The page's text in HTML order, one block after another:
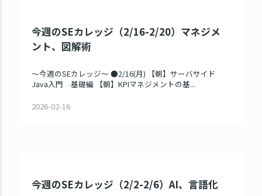
今週のSEカレッジ（2/16-2/20）マネジメ
ント、図解術
～今週のSEカレッジ～ ●2/16(月) 【朝】サーバサイド
Java入門 基礎編 【朝】KPIマネジメントの基...
2026-02-16
今週のSEカレッジ（2/2-2/6）AI、言語化